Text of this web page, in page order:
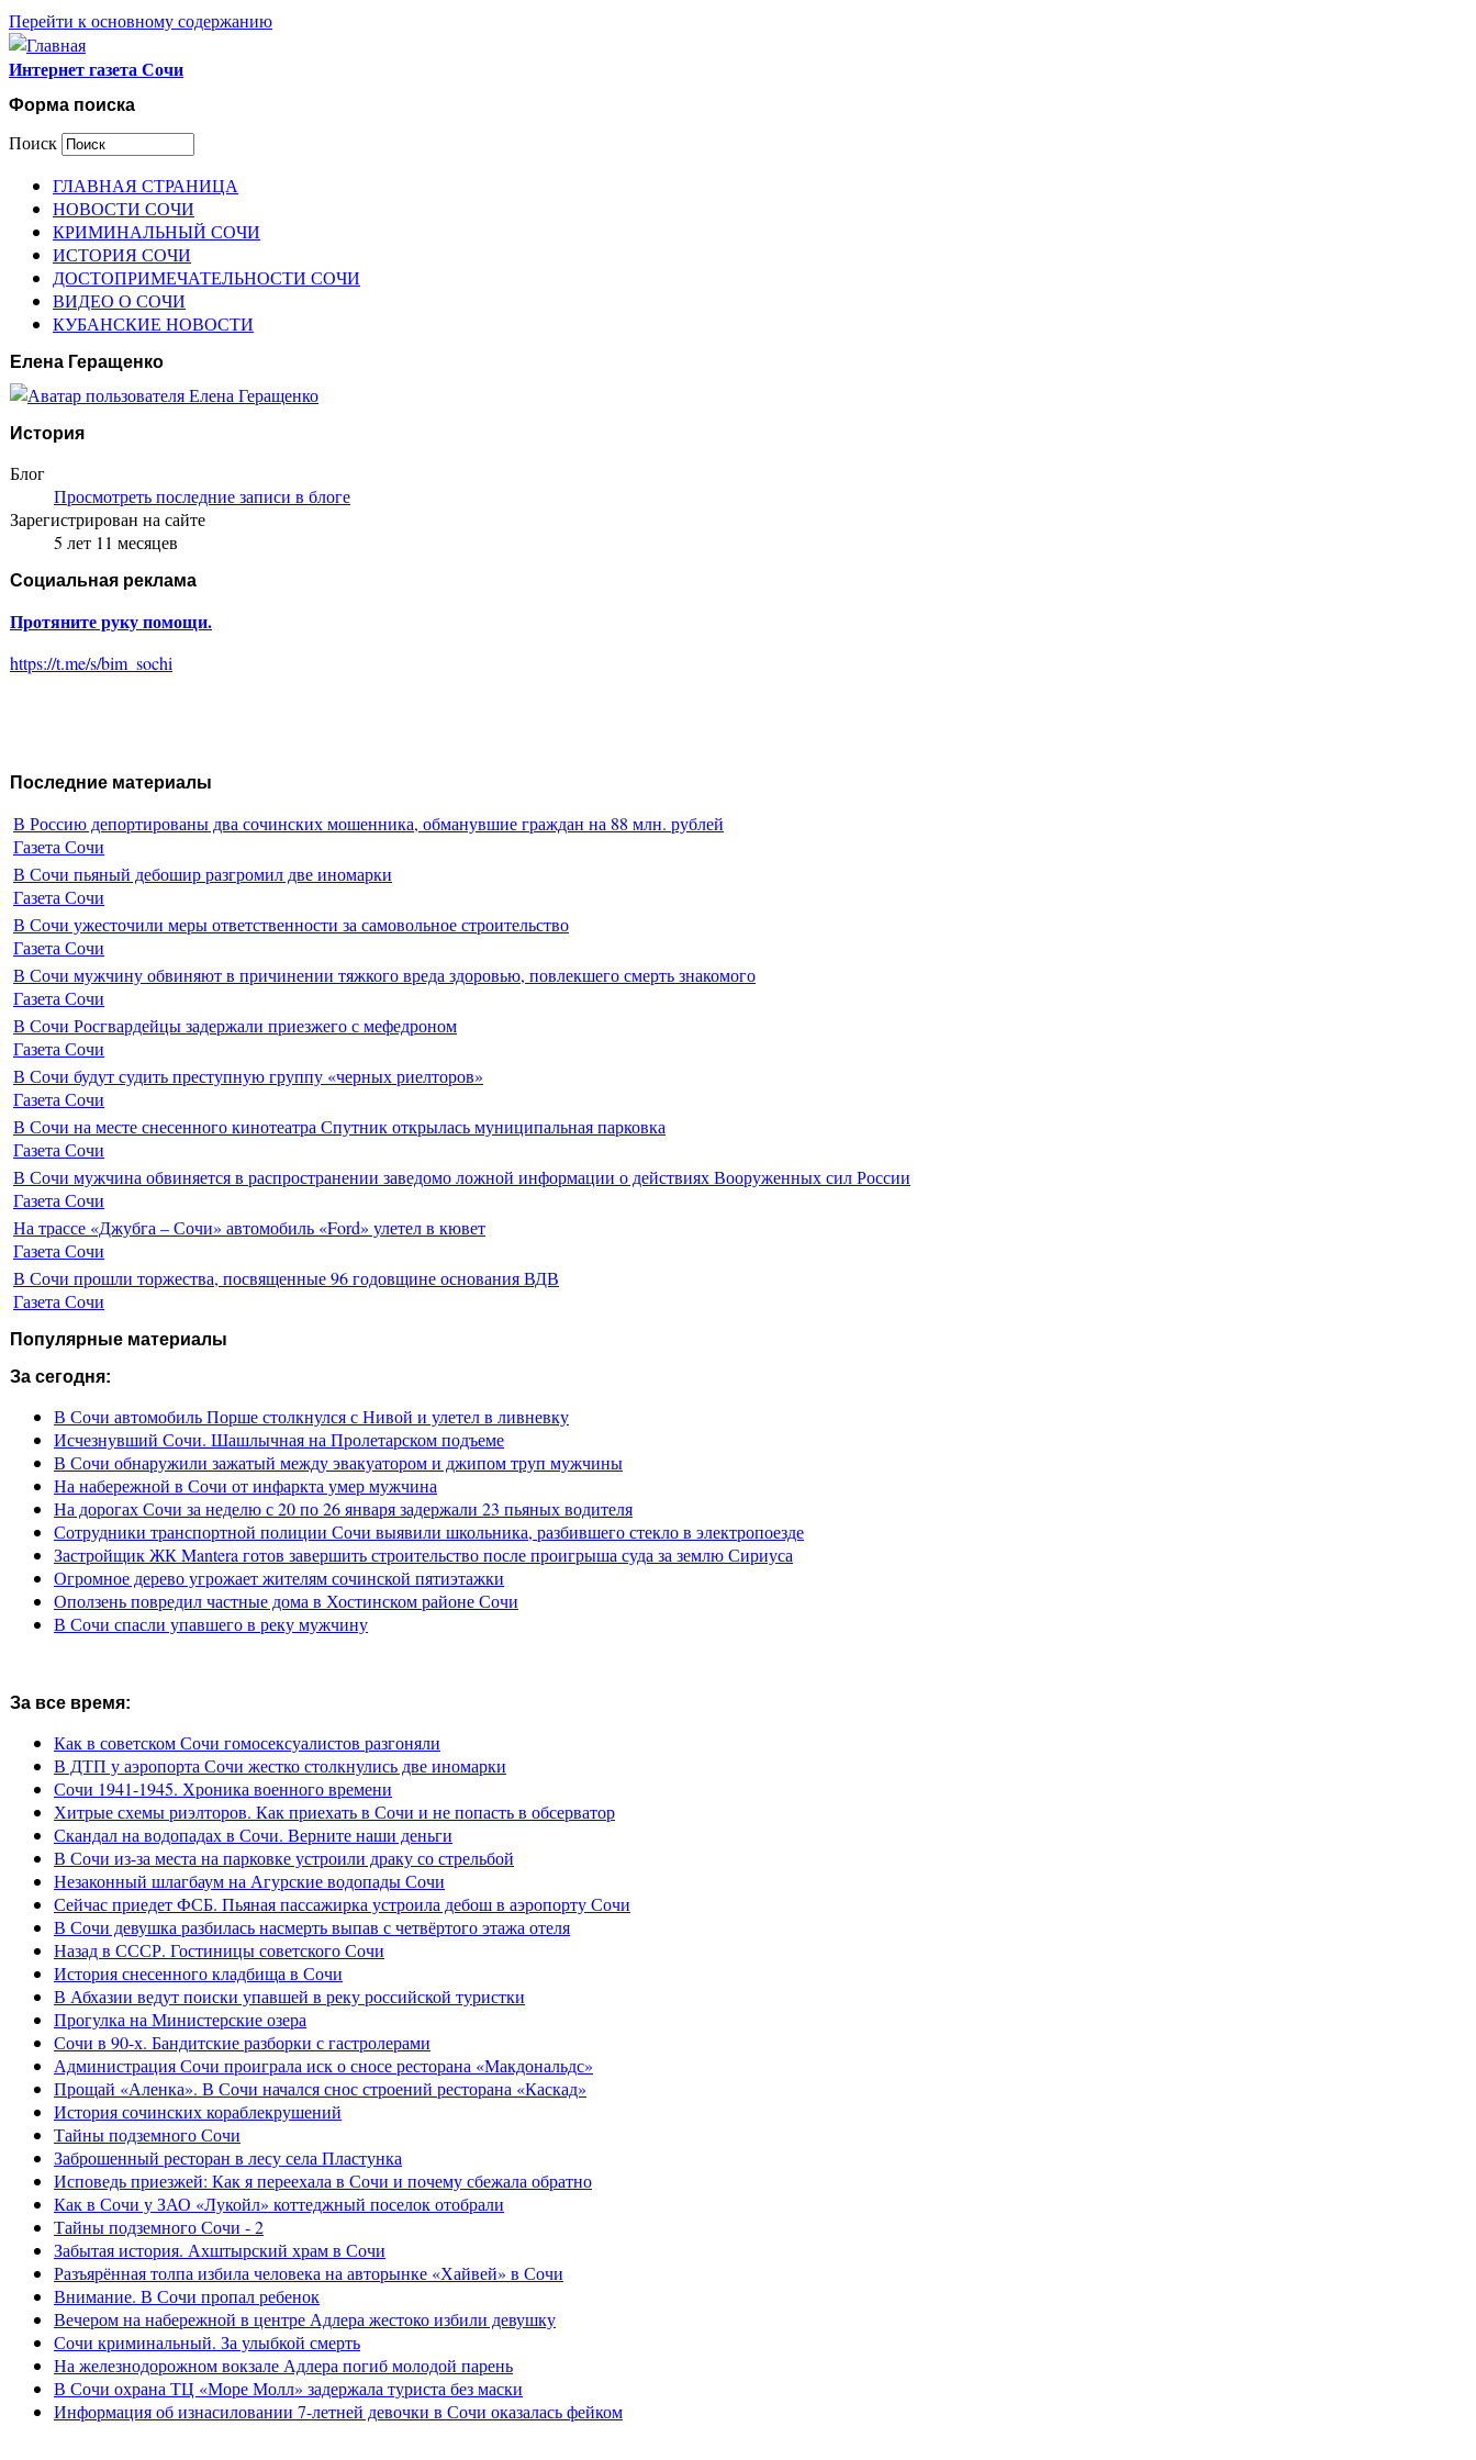
Перейти к основному содержанию
Интернет газета Сочи
Форма поиска
Поиск
ГЛАВНАЯ СТРАНИЦА
НОВОСТИ СОЧИ
КРИМИНАЛЬНЫЙ СОЧИ
ИСТОРИЯ СОЧИ
ДОСТОПРИМЕЧАТЕЛЬНОСТИ СОЧИ
ВИДЕО О СОЧИ
КУБАНСКИЕ НОВОСТИ
Елена Геращенко
История
Блог
Просмотреть последние записи в блоге
Зарегистрирован на сайте
5 лет 11 месяцев
Социальная реклама
Протяните руку помощи.
https://t.me/s/bim_sochi
Последние материалы
В Россию депортированы два сочинских мошенника, обманувшие граждан на 88 млн. рублей
Газета Сочи
В Сочи пьяный дебошир разгромил две иномарки
Газета Сочи
В Сочи ужесточили меры ответственности за самовольное строительство
Газета Сочи
В Сочи мужчину обвиняют в причинении тяжкого вреда здоровью, повлекшего смерть знакомого
Газета Сочи
В Сочи Росгвардейцы задержали приезжего с мефедроном
Газета Сочи
В Сочи будут судить преступную группу «черных риелторов»
Газета Сочи
В Сочи на месте снесенного кинотеатра Спутник открылась муниципальная парковка
Газета Сочи
В Сочи мужчина обвиняется в распространении заведомо ложной информации о действиях Вооруженных сил России
Газета Сочи
На трассе «Джубга – Сочи» автомобиль «Ford» улетел в кювет
Газета Сочи
В Сочи прошли торжества, посвященные 96 годовщине основания ВДВ
Газета Сочи
Популярные материалы
За сегодня:
В Сочи автомобиль Порше столкнулся с Нивой и улетел в ливневку
Исчезнувший Сочи. Шашлычная на Пролетарском подъеме
В Сочи обнаружили зажатый между эвакуатором и джипом труп мужчины
На набережной в Сочи от инфаркта умер мужчина
На дорогах Сочи за неделю с 20 по 26 января задержали 23 пьяных водителя
Сотрудники транспортной полиции Сочи выявили школьника, разбившего стекло в электропоезде
Застройщик ЖК Mantera готов завершить строительство после проигрыша суда за землю Сириуса
Огромное дерево угрожает жителям сочинской пятиэтажки
Оползень повредил частные дома в Хостинском районе Сочи
В Сочи спасли упавшего в реку мужчину
За все время:
Как в советском Сочи гомосексуалистов разгоняли
В ДТП у аэропорта Сочи жестко столкнулись две иномарки
Сочи 1941-1945. Хроника военного времени
Хитрые схемы риэлторов. Как приехать в Сочи и не попасть в обсерватор
Скандал на водопадах в Сочи. Верните наши деньги
В Сочи из-за места на парковке устроили драку со стрельбой
Незаконный шлагбаум на Агурские водопады Сочи
Сейчас приедет ФСБ. Пьяная пассажирка устроила дебош в аэропорту Сочи
В Сочи девушка разбилась насмерть выпав с четвёртого этажа отеля
Назад в СССР. Гостиницы советского Сочи
История снесенного кладбища в Сочи
В Абхазии ведут поиски упавшей в реку российской туристки
Прогулка на Министерские озера
Сочи в 90-х. Бандитские разборки с гастролерами
Администрация Сочи проиграла иск о сносе ресторана «Макдональдс»
Прощай «Аленка». В Сочи начался снос строений ресторана «Каскад»
История сочинских кораблекрушений
Тайны подземного Сочи
Заброшенный ресторан в лесу села Пластунка
Исповедь приезжей: Как я переехала в Сочи и почему сбежала обратно
Как в Сочи у ЗАО «Лукойл» коттеджный поселок отобрали
Тайны подземного Сочи - 2
Забытая история. Ахштырский храм в Сочи
Разъярённая толпа избила человека на авторынке «Хайвей» в Сочи
Внимание. В Сочи пропал ребенок
Вечером на набережной в центре Адлера жестоко избили девушку
Сочи криминальный. За улыбкой смерть
На железнодорожном вокзале Адлера погиб молодой парень
В Сочи охрана ТЦ «Море Молл» задержала туриста без маски
Информация об изнасиловании 7-летней девочки в Сочи оказалась фейком